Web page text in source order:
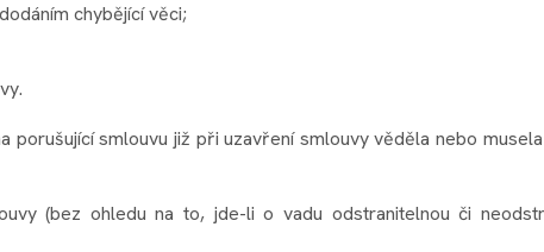
chybějící věci;
porušující smlouvu již při uzavření smlouvy věděla nebo
(bez ohledu na to, jde-li o vadu odstranitelnou či